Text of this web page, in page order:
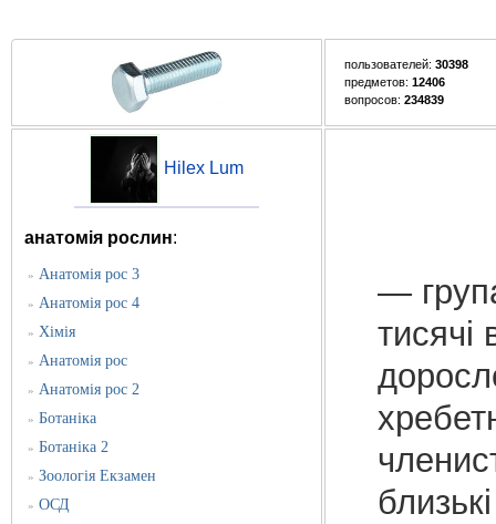
пользователей: 30398
предметов: 12406
вопросов: 234839
Hilex Lum
анатомія рослин:
» Анатомія рос 3
» Анатомія рос 4
» Хімія
» Анатомія рос
» Анатомія рос 2
» Ботаніка
» Ботаніка 2
» Зоологія Екзамен
» ОСД
—
тисячі